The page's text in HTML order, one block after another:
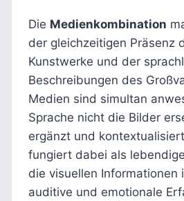
Die Medienkombination
der gleichzeitigen Präsenz
Kunstwerke und der
Beschreibungen des
Medien sind simultan
Sprache nicht die Bilder
ergänzt und
fungiert dabei als
die visuellen Informationen
auditive und emotionale